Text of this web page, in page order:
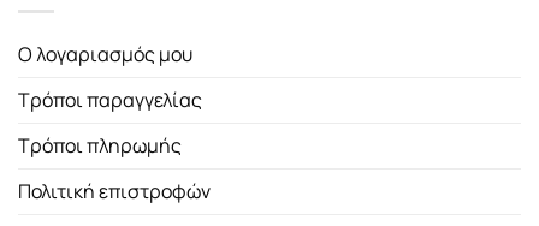
Ο λογαριασμός μου
Τρόποι παραγγελίας
Τρόποι πληρωμής
Πολιτική επιστροφών